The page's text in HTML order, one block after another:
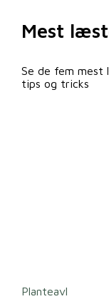
Mest
Se de fem mest
tips og tricks
Planteavl